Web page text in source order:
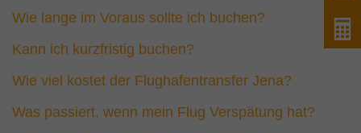
Wie lange im Voraus sollte ich buchen?
Kann ich kurzfristig buchen?
Wie viel kostet der Flughafentransfer Jena?
Was passiert, wenn mein Flug Verspätung hat?